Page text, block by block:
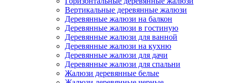
Вертикальные деревянные жалюзи
Деревянные жалюзи на балкон
Деревянные жалюзи в гостиную
Деревянные жалюзи для ванной
Деревянные жалюзи на кухню
Деревянные жалюзи для дачи
Деревянные жалюзи для спальни
Жалюзи деревянные белые